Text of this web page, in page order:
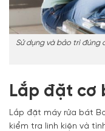
Sử dụng và bảo trì đúng
Lắp đặt cơ
Lắp đặt máy rửa bát
kiểm tra linh kiện và